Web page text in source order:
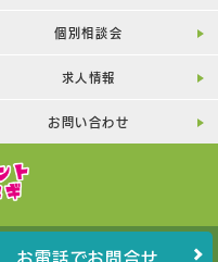
個別相談会
求人情報
お問い合わせ
お電話でお問合せ